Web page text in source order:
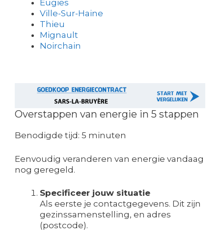
Eugies
Ville-Sur-Haine
Thieu
Mignault
Noirchain
Overstappen van energie in 5 stappen
Benodigde tijd: 5 minuten
Eenvoudig veranderen van energie vandaag
nog geregeld.
Specificeer jouw situatie
Als eerste je contactgegevens. Dit zijn
gezinssamenstelling, en adres
(postcode).